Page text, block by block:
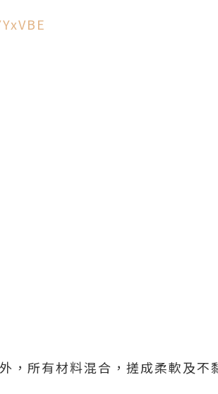
，所有材料混合，搓成柔軟及不